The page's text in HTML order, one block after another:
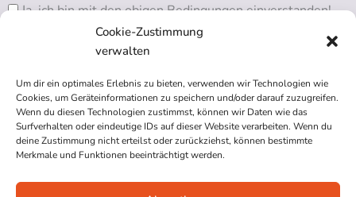
Cookie-Zustimmung
verwalten
Um dir ein optimales Erlebnis zu bieten, verwenden wir Technologien wie
Cookies, um Geräteinformationen zu speichern und/oder darauf zuzugreifen.
Wenn du diesen Technologien zustimmst, können wir Daten wie das
Surfverhalten oder eindeutige IDs auf dieser Website verarbeiten. Wenn du
deine Zustimmung nicht erteilst oder zurückziehst, können bestimmte
Merkmale und Funktionen beeinträchtigt werden.
Ja, ich bin mit den obigen Bedingungen einverstanden!
RSS ABONNIEREN